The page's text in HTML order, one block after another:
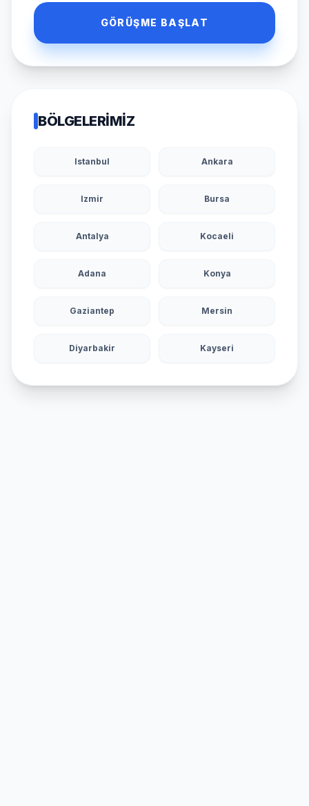
GÖRÜŞME BAŞLAT
BÖLGELERIMIZ
Istanbul Ankara
Izmir Bursa
Antalya Kocaeli
Adana Konya
Gaziantep Mersin
Diyarbakir Kayseri